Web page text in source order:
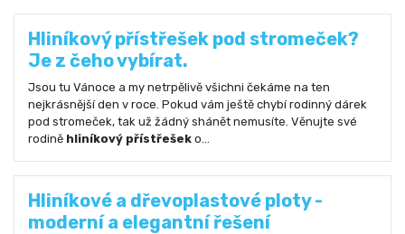
Hliníkový přístřešek pod stromeček?
Je z čeho vybírat.
Jsou tu Vánoce a my netrpělivě všichni čekáme na ten
nejkrásnější den v roce. Pokud vám ještě chybí rodinný dárek
pod stromeček, tak už žádný shánět nemusíte. Věnujte své
rodině hliníkový přístřešek o...
Hliníkové a dřevoplastové ploty -
moderní a elegantní řešení